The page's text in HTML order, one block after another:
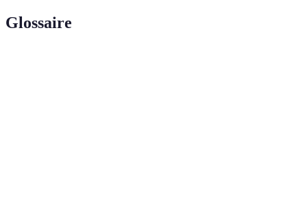
Glossaire